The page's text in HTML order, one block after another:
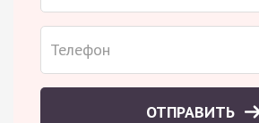
ОТПРАВИТЬ